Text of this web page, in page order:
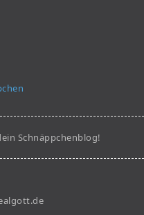
Schnäppchenblog!